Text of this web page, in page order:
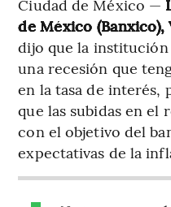
Ciudad de México —
de México
dijo que la
una recesión que
en la tasa de
que las subidas en el
con el objetivo del
expectativas de la